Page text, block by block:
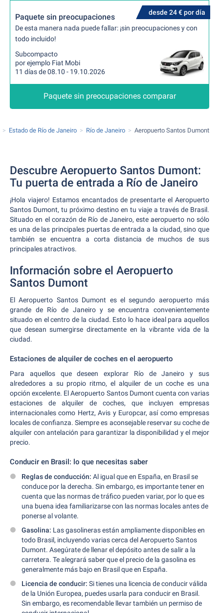
desde 24 € por día
Paquete sin preocupaciones
De esta manera nada puede fallar: ¡sin preocupaciones y con
todo incluido!
Subcompacto
por ejemplo Fiat Mobi
11 días de 08.10 - 19.10.2026
Paquete sin preocupaciones comparar
Estado de Río de Janeiro Río de Janeiro Aeropuerto Santos Dumont
Descubre Aeropuerto Santos Dumont:
Tu puerta de entrada a Río de Janeiro
¡Hola viajero! Estamos encantados de presentarte el Aeropuerto
Santos Dumont, tu próximo destino en tu viaje a través de Brasil.
Situado en el corazón de Río de Janeiro, este aeropuerto no sólo
es una de las principales puertas de entrada a la ciudad, sino que
también se encuentra a corta distancia de muchos de sus
principales atractivos.
Información sobre el Aeropuerto
Santos Dumont
El Aeropuerto Santos Dumont es el segundo aeropuerto más
grande de Río de Janeiro y se encuentra convenientemente
situado en el centro de la ciudad. Esto lo hace ideal para aquellos
que desean sumergirse directamente en la vibrante vida de la
ciudad.
Estaciones de alquiler de coches en el aeropuerto
Para aquellos que deseen explorar Río de Janeiro y sus
alrededores a su propio ritmo, el alquiler de un coche es una
opción excelente. El Aeropuerto Santos Dumont cuenta con varias
estaciones de alquiler de coches, que incluyen empresas
internacionales como Hertz, Avis y Europcar, así como empresas
locales de confianza. Siempre es aconsejable reservar su coche de
alquiler con antelación para garantizar la disponibilidad y el mejor
precio.
Conducir en Brasil: lo que necesitas saber
Reglas de conducción: Al igual que en España, en Brasil se
conduce por la derecha. Sin embargo, es importante tener en
cuenta que las normas de tráfico pueden variar, por lo que es
una buena idea familiarizarse con las normas locales antes de
ponerse al volante.
Gasolina: Las gasolineras están ampliamente disponibles en
todo Brasil, incluyendo varias cerca del Aeropuerto Santos
Dumont. Asegúrate de llenar el depósito antes de salir a la
carretera. Te alegrará saber que el precio de la gasolina es
generalmente más bajo en Brasil que en España.
Licencia de conducir: Si tienes una licencia de conducir válida
de la Unión Europea, puedes usarla para conducir en Brasil.
Sin embargo, es recomendable llevar también un permiso de